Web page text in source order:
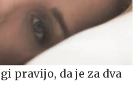
pravijo, da je za dva